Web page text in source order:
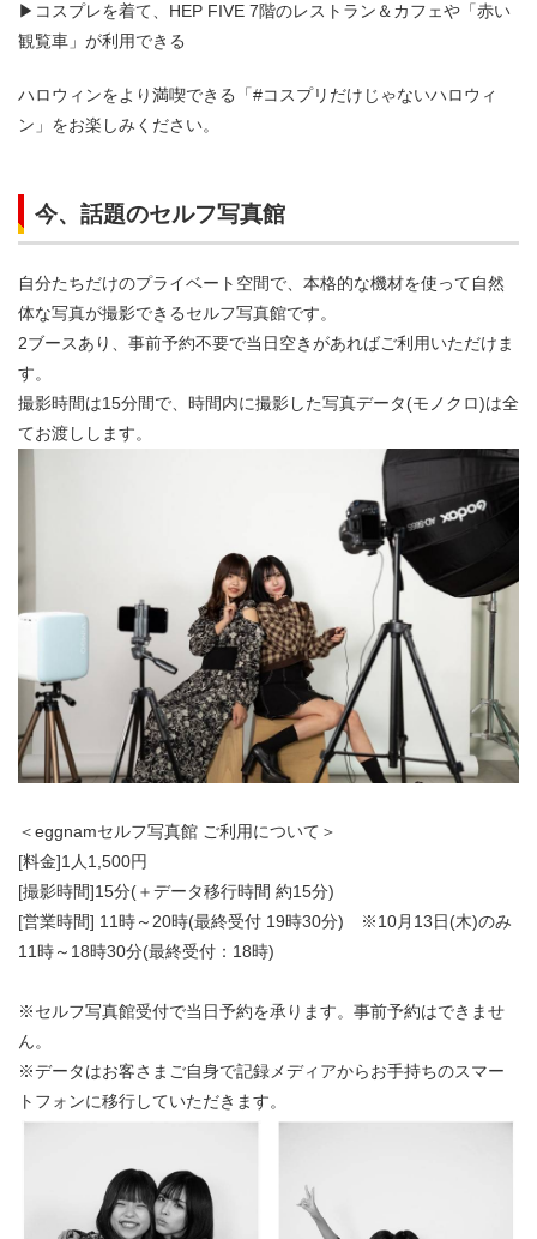
▶コスプレを着て、HEP FIVE 7階のレストラン＆カフェや「赤い
観覧車」が利用できる
ハロウィンをより満喫できる「#コスプリだけじゃないハロウィ
ン」をお楽しみください。
今、話題のセルフ写真館
自分たちだけのプライベート空間で、本格的な機材を使って自然
体な写真が撮影できるセルフ写真館です。
2ブースあり、事前予約不要で当日空きがあればご利用いただけま
す。
撮影時間は15分間で、時間内に撮影した写真データ(モノクロ)は全
てお渡しします。
＜eggnamセルフ写真館 ご利用について＞
[料金]1人1,500円
[撮影時間]15分(＋データ移行時間 約15分)
[営業時間] 11時～20時(最終受付 19時30分) ※10月13日(木)のみ
11時～18時30分(最終受付：18時)
※セルフ写真館受付で当日予約を承ります。事前予約はできませ
ん。
※データはお客さまご自身で記録メディアからお手持ちのスマー
トフォンに移行していただきます。